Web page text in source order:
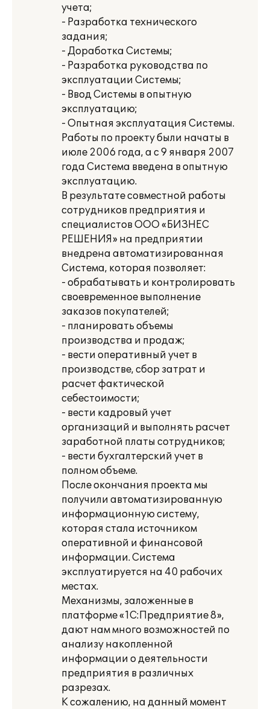
учета;
- Разработка технического
задания;
- Доработка Системы;
- Разработка руководства по
эксплуатации Системы;
- Ввод Системы в опытную
эксплуатацию;
- Опытная эксплуатация Системы.
Работы по проекту были начаты в
июле 2006 года, а с 9 января 2007
года Система введена в опытную
эксплуатацию.
В результате совместной работы
сотрудников предприятия и
специалистов ООО «БИЗНЕС
РЕШЕНИЯ» на предприятии
внедрена автоматизированная
Система, которая позволяет:
- обрабатывать и контролировать
своевременное выполнение
заказов покупателей;
- планировать объемы
производства и продаж;
- вести оперативный учет в
производстве, сбор затрат и
расчет фактической
себестоимости;
- вести кадровый учет
организаций и выполнять расчет
заработной платы сотрудников;
- вести бухгалтерский учет в
полном объеме.
После окончания проекта мы
получили автоматизированную
информационную систему,
которая стала источником
оперативной и финансовой
информации. Система
эксплуатируется на 40 рабочих
местах.
Механизмы, заложенные в
платформе «1С:Предприятие 8»,
дают нам много возможностей по
анализу накопленной
информации о деятельности
предприятия в различных
разрезах.
К сожалению, на данный момент